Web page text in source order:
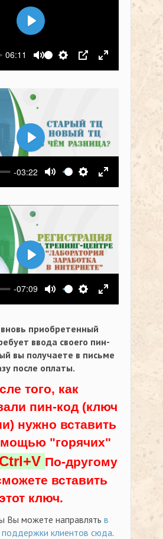
06:11
Выключить звук
Настройки
PIP На весь
Воспроизвести
-03:22
Выключить звук
Настройки
На весь
Воспроизвести
-07:09
Выключить звук
Настройки
На весь
Воспроизвести
приобретенный
ввода своего пин-
вы получаете в письме
после оплаты.
того, как
пин-код (ключ
нужно вставить
"горячих"
Ctrl+V По-другому
вставить
ключ.
Вы можете направлять в
клиентов сюда.